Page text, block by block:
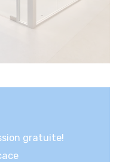
gratuite!